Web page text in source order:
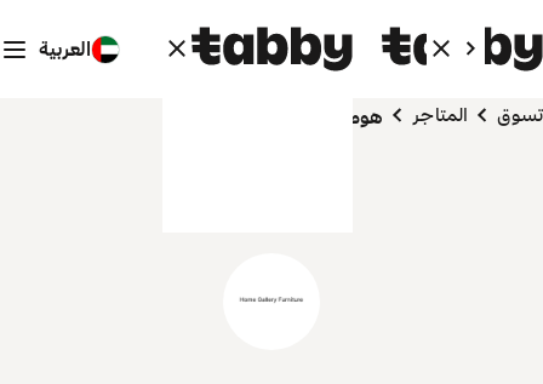
العربية
تسوق المتاجر هوم جاليرى